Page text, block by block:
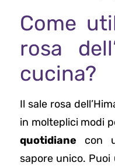
Come
rosa
cucina?
Il sale rosa
in molteplici modi
quotidiane con
sapore unico.